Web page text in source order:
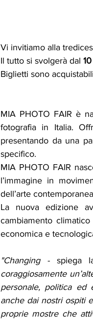
Vi invitiamo alla
Il tutto si svolgerà dal
Biglietti sono
MIA PHOTO FAIR è
fotografia in Italia.
presentando da una
specifico.
MIA PHOTO FAIR
l’immagine in
dell’arte
La nuova edizione
cambiamento
economica e
"Changing - spiega la
coraggiosamente
personale, politica ed
anche dai nostri ospiti
proprie mostre che